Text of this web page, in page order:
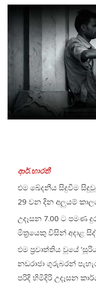
ආර්.භාරතී
එම ඛේදනීය සිදුවීම
29 වන දින අලු‍යම්
උදෑසන 7.00 ට පමණ
මිත්‍රයෙකු විසින් අදාළ
එම ප්‍රවෘත්තිය වූයේ
නඩරාජා ගුරුබරන්
පරිදි හිමිදිරි උදෑසන